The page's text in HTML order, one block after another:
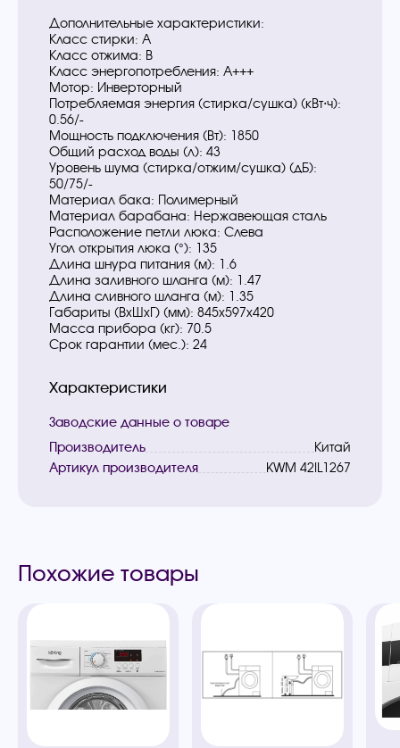
Дополнительные характеристики:
Класс стирки: A
Класс отжима: B
Класс энергопотребления: A+++
Мотор: Инверторный
Потребляемая энергия (стирка/сушка) (кВт⋅ч):
0.56/-
Мощность подключения (Вт): 1850
Общий расход воды (л): 43
Уровень шума (стирка/отжим/сушка) (дБ):
50/75/-
Материал бака: Полимерный
Материал барабана: Нержавеющая сталь
Расположение петли люка: Слева
Угол открытия люка (°): 135
Длина шнура питания (м): 1.6
Длина заливного шланга (м): 1.47
Длина сливного шланга (м): 1.35
Габариты (ВхШхГ) (мм): 845x597x420
Масса прибора (кг): 70.5
Срок гарантии (мес.): 24
Характеристики
Заводские данные о товаре
Производитель
Китай
Артикул производителя
KWM 42IL1267
Похожие товары